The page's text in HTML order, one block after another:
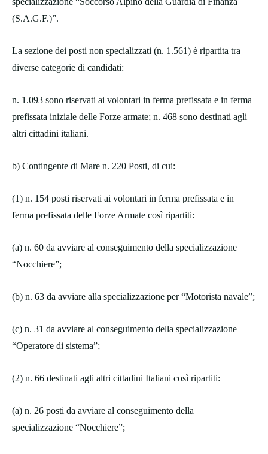
(S.A.G.F.)”.
La sezione dei posti non specializzati (n. 1.561) è ripartita tra
diverse categorie di candidati:
n. 1.093 sono riservati ai volontari in ferma prefissata e in ferma
prefissata iniziale delle Forze armate; n. 468 sono destinati agli
altri cittadini italiani.
b) Contingente di Mare n. 220 Posti, di cui:
(1) n. 154 posti riservati ai volontari in ferma prefissata e in
ferma prefissata delle Forze Armate così ripartiti:
(a) n. 60 da avviare al conseguimento della specializzazione
“Nocchiere”;
(b) n. 63 da avviare alla specializzazione per “Motorista navale”;
(c) n. 31 da avviare al conseguimento della specializzazione
“Operatore di sistema”;
(2) n. 66 destinati agli altri cittadini Italiani così ripartiti:
(a) n. 26 posti da avviare al conseguimento della
specializzazione “Nocchiere”;